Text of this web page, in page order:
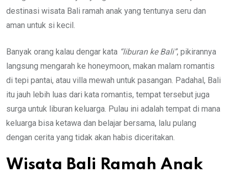
destinasi wisata Bali ramah anak yang tentunya seru dan
aman untuk si kecil.
Banyak orang kalau dengar kata “liburan ke Bali”, pikirannya
langsung mengarah ke honeymoon, makan malam romantis
di tepi pantai, atau villa mewah untuk pasangan. Padahal, Bali
itu jauh lebih luas dari kata romantis, tempat tersebut juga
surga untuk liburan keluarga. Pulau ini adalah tempat di mana
keluarga bisa ketawa dan belajar bersama, lalu pulang
dengan cerita yang tidak akan habis diceritakan.
Wisata Bali Ramah Anak